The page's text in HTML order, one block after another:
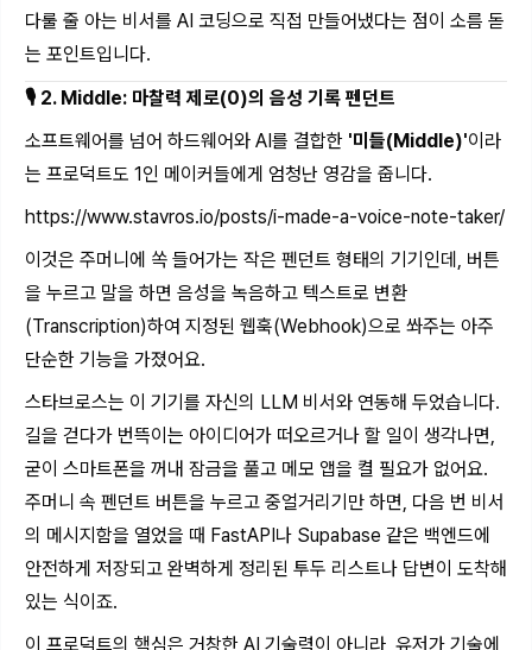
다룰 줄 아는 비서를 AI 코딩으로 직접 만들어냈다는 점이 소름 돋
는 포인트입니다.
🎙️ 2. Middle: 마찰력 제로(0)의 음성 기록 펜던트
소프트웨어를 넘어 하드웨어와 AI를 결합한 '미들(Middle)'이라
는 프로덕트도 1인 메이커들에게 엄청난 영감을 줍니다.
https://www.stavros.io/posts/i-made-a-voice-note-taker/
이것은 주머니에 쏙 들어가는 작은 펜던트 형태의 기기인데, 버튼
을 누르고 말을 하면 음성을 녹음하고 텍스트로 변환
(Transcription)하여 지정된 웹훅(Webhook)으로 쏴주는 아주
단순한 기능을 가졌어요.
스타브로스는 이 기기를 자신의 LLM 비서와 연동해 두었습니다.
길을 걷다가 번뜩이는 아이디어가 떠오르거나 할 일이 생각나면,
굳이 스마트폰을 꺼내 잠금을 풀고 메모 앱을 켤 필요가 없어요.
주머니 속 펜던트 버튼을 누르고 중얼거리기만 하면, 다음 번 비서
의 메시지함을 열었을 때 FastAPI나 Supabase 같은 백엔드에
안전하게 저장되고 완벽하게 정리된 투두 리스트나 답변이 도착해
있는 식이죠.
이 프로덕트의 핵심은 거창한 AI 기술력이 아니라, 유저가 기술에